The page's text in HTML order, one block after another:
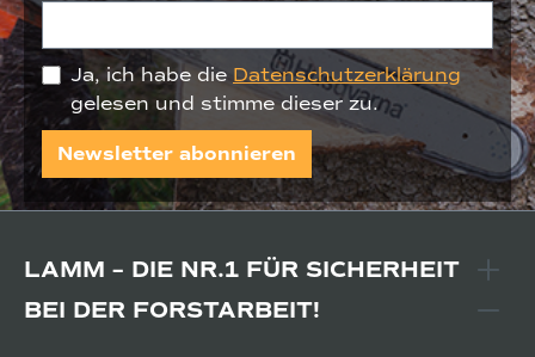
Ja, ich habe die Datenschutzerklärung
gelesen und stimme dieser zu.
Newsletter abonnieren
LAMM – DIE NR.1 FÜR SICHERHEIT
BEI DER FORSTARBEIT!